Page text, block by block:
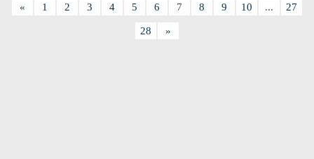
« 1 2 3 4 5 6 7 8 9 10 ... 27
28 »